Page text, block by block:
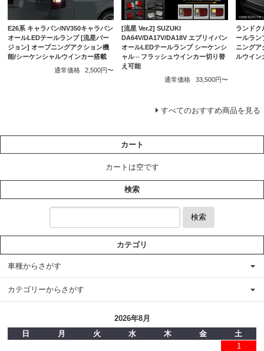
E26系 キャラバン/NV350キャラバン
オールLEDテールランプ [流星バー
ジョン] オープニングアクション機
能/シーケンシャルウインカー搭載
通常価格
2,500円〜
[流星 Ver.2] SUZUKI
DA64V/DA17V/DA18V エブリイバン
オールLEDテールランプ シーケンシ
ャル⇔フラッシュウインカー切り替
え可能
通常価格
33,500円〜
ランドク
ールラン
ニングア
ルウイン
すべてのおすすめ商品を見る
カート
カートは空です
検索
検索
カテゴリ
車種からさがす
カテゴリーからさがす
2026年8月
日
月 火 水 木 金
土
1